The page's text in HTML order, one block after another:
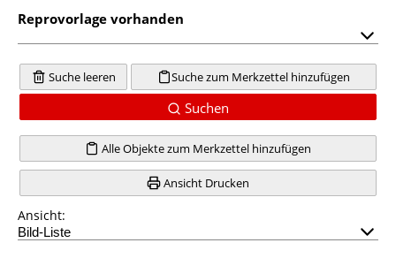
Reprovorlage vorhanden
Suche leeren Suche zum Merkzettel hinzufügen
Suchen
Alle Objekte zum Merkzettel hinzufügen
Ansicht Drucken
Ansicht: